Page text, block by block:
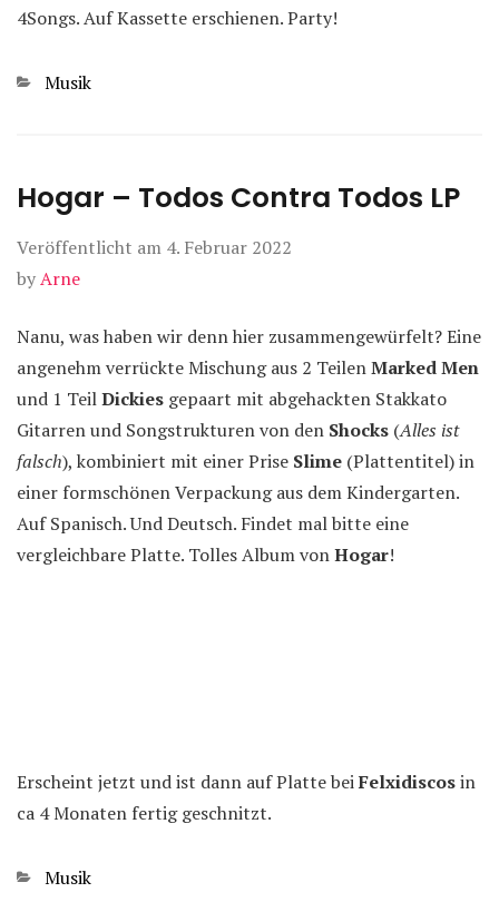
4Songs. Auf Kassette erschienen. Party!
Kategorien
Musik
Hogar – Todos Contra Todos LP
Veröffentlicht am 4. Februar 2022
byArne
Nanu, was haben wir denn hier zusammengewürfelt? Eine
angenehm verrückte Mischung aus 2 TeilenMarked Men
und 1 TeilDickies gepaart mit abgehackten Stakkato
Gitarren und Songstrukturen von den Shocks (Alles ist
falsch), kombiniert mit einer Prise Slime (Plattentitel) in
einer formschönen Verpackung aus dem Kindergarten.
Auf Spanisch. Und Deutsch. Findet mal bitte eine
vergleichbare Platte. Tolles Album vonHogar!
Erscheint jetzt und ist dann auf Platte beiFelxidiscosin
ca 4 Monaten fertig geschnitzt.
Kategorien
Musik